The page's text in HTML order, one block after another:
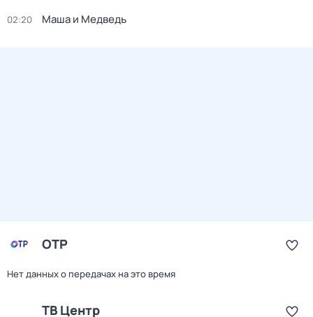
02:20 Маша и Медведь
ОТР
Нет данных о передачах на это время
ТВ Центр